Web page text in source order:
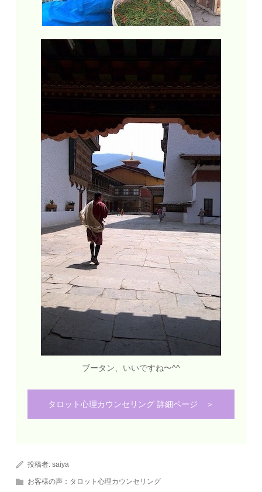
ブータン、いいですね〜^^
タロット心理カウンセリング 詳細ページ ＞
投稿者:saiya
お客様の声：タロット心理カウンセリング